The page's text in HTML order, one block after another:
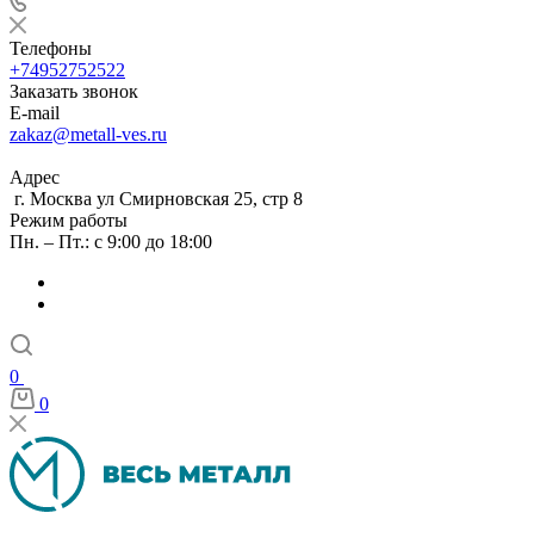
Телефоны
+74952752522
Заказать звонок
E-mail
zakaz@metall-ves.ru
Адрес
г. Москва ул Смирновская 25, стр 8
Режим работы
Пн. – Пт.: с 9:00 до 18:00
0
0